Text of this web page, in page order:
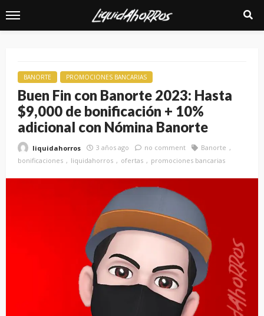
BANORTE PROMOCIONES BANCARIAS
Buen Fin con Banorte 2023: Hasta
$9,000 de bonificación + 10%
adicional con Nómina Banorte
liquidahorros 3 años ago no comment
Banorte
bonificaciones
liquidahorros ofertas promociones bancarias